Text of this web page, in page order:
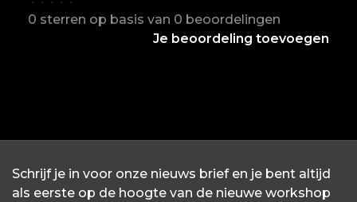
0 sterren op basis van 0 beoordelingen
Je beoordeling toevoegen
Schrijf je in voor onze nieuws brief en je bent altijd
als eerste op de hoogte van de nieuwe workshop